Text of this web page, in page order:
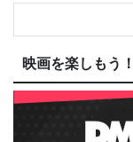
映画を楽しもう！